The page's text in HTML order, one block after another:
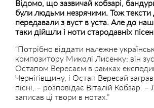
Відомо, що зазвичай кобзарі,
були людьми незрячими. Тож
передавали з вуст в уста. Але до
таки дійшли і ноти стародавніх
“Потрібно віддати належне
композитору Миколі Лисенку: він
Остапом Вересаєм в рамках
Чернігівщину, і Остап Вересай
пісні, – розповідає Віталій Кобзар. –
записав ці твори в нотах.”